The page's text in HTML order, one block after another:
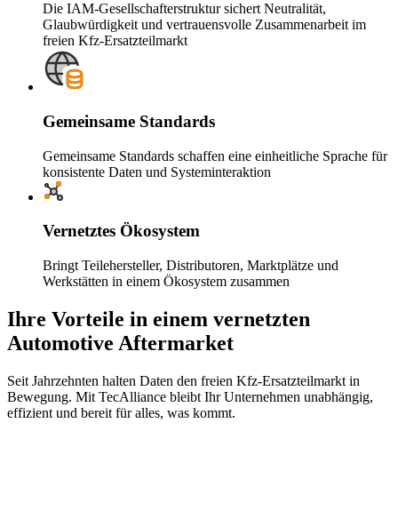
Die IAM-Gesellschafterstruktur sichert Neutralität,
Glaubwürdigkeit und vertrauensvolle Zusammenarbeit im
freien Kfz-Ersatzteilmarkt
Gemeinsame Standards
Gemeinsame Standards schaffen eine einheitliche Sprache für
konsistente Daten und Systeminteraktion
Vernetztes Ökosystem
Bringt Teilehersteller, Distributoren, Marktplätze und
Werkstätten in einem Ökosystem zusammen
Ihre Vorteile in einem vernetzten
Automotive Aftermarket
Seit Jahrzehnten halten Daten den freien Kfz-Ersatzteilmarkt in
Bewegung. Mit TecAlliance bleibt Ihr Unternehmen unabhängig,
effizient und bereit für alles, was kommt.